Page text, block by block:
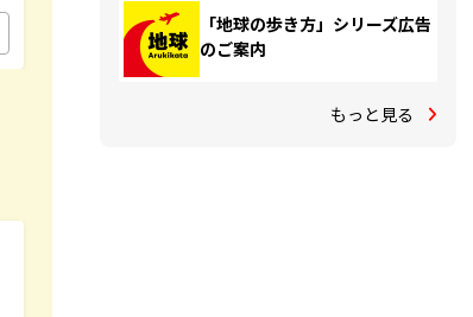
「地球の歩き方」シリーズ広告
のご案内
もっと見る